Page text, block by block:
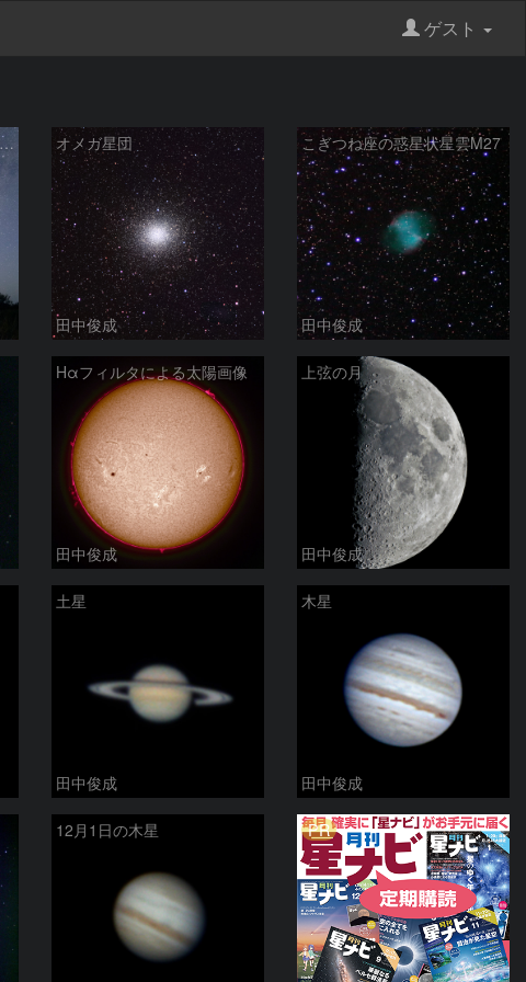
ゲスト
ウルルの日没 昇るさそり座と天の川 オメガ星団
田中俊成
こぎつね座の惑星状星雲M27
田中俊成
Hαフィルタによる太陽画像
田中俊成
上弦の月
田中俊成
土星
田中俊成
木星
田中俊成
12月1日の木星 PR